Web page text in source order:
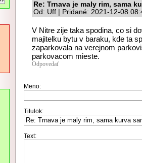
Re: Trnava je maly rim, sama
Od: Uff | Pridané: 2021-12-08
V Nitre zije taka spodina, co si
majitelku bytu v baraku, kde ta
zaparkovala na verejnom
parkovacom mieste.
Odpovedať
Meno:
Titulok:
Text: